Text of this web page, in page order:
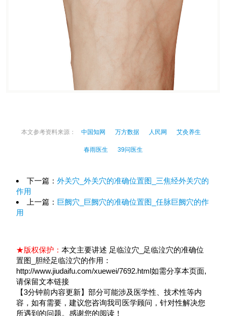
本文参考资料来源： 中国知网 万方数据 人民网 艾灸养生
春雨医生 39问医生
下一篇： 外关穴_外关穴的准确位置图_三焦经外关穴的
作用
上一篇： 巨阙穴_巨阙穴的准确位置图_任脉巨阙穴的作
用
★版权保护： 本文主要讲述 足临泣穴_足临泣穴的准确位
置图_胆经足临泣穴的作用：
http://www.jiudaifu.com/xuewei/7692.html如需分享本页面,
请保留文本链接
【3分钟前内容更新】部分可能涉及医学性、技术性等内
容，如有需要，建议您咨询我司医学顾问，针对性解决您
所遇到的问题。感谢您的阅读！